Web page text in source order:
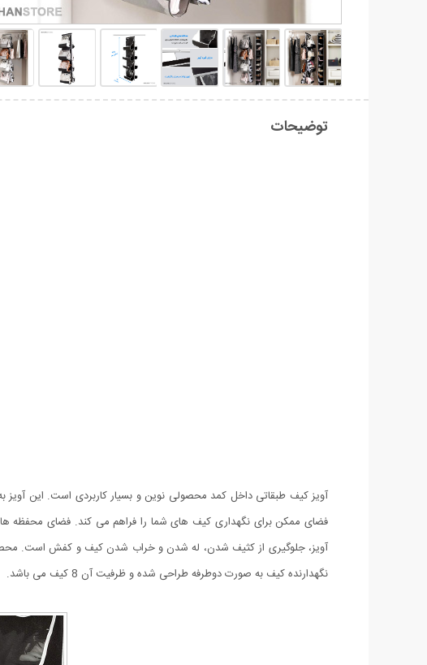
توضیحات
آویز کیف طبقاتی داخل کمد محصولی نوین و بسیار کاربردی است. این
فضای ممکن برای نگهداری کیف های شما را فراهم می کند. فضای محفظه
آویز، جلوگیری از کثیف شدن، له شدن و خراب شدن کیف و کفش است.
نگهدارنده کیف به صورت دوطرفه طراحی شده و ظرفیت آن 8 کیف می باشد.